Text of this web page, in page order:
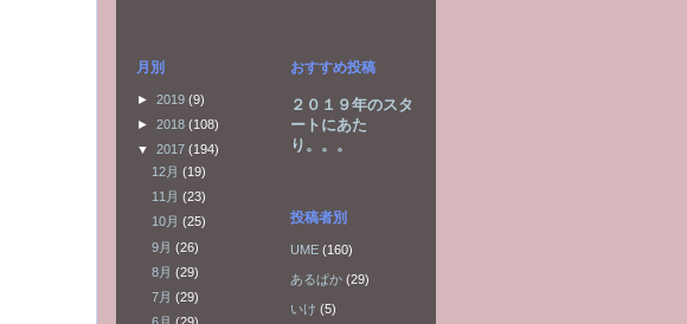
月別
► 2019 (9)
► 2018 (108)
▼ 2017 (194)
12月(19)
11月(23)
10月(25)
9月(26)
8月(29)
7月(29)
おすすめ投稿
２０１９年のスタ
ートにあた
り。。。
投稿者別
UME (160)
あるぱか (29)
いけ (5)